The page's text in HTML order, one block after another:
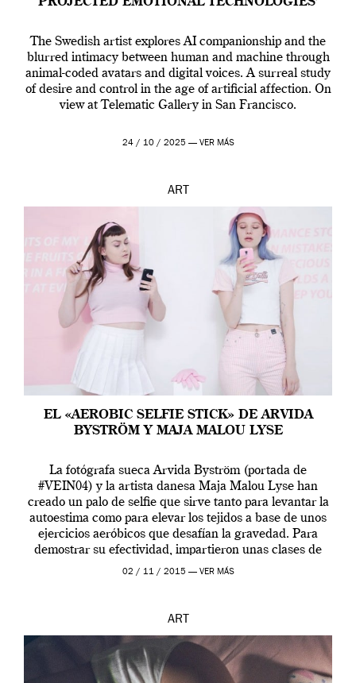
PROJECTED EMOTIONAL TECHNOLOGIES’
The Swedish artist explores AI companionship and the
blurred intimacy between human and machine through
animal-coded avatars and digital voices. A surreal study
of desire and control in the age of artificial affection. On
view at Telematic Gallery in San Francisco.
24 / 10 / 2025 — VER MÁS
ART
EL «AEROBIC SELFIE STICK» DE ARVIDA
BYSTRÖM Y MAJA MALOU LYSE
La fotógrafa sueca Arvida Byström (portada de
#VEIN04) y la artista danesa Maja Malou Lyse han
creado un palo de selfie que sirve tanto para levantar la
autoestima como para elevar los tejidos a base de unos
ejercicios aeróbicos que desafían la gravedad. Para
demostrar su efectividad, impartieron unas clases de
prueba en el Tate […]
02 / 11 / 2015 — VER MÁS
ART